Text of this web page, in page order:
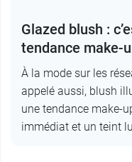
Glazed blush :
tendance make-
À la mode sur les
appelé aussi, blush
une tendance make-
immédiat et un teint